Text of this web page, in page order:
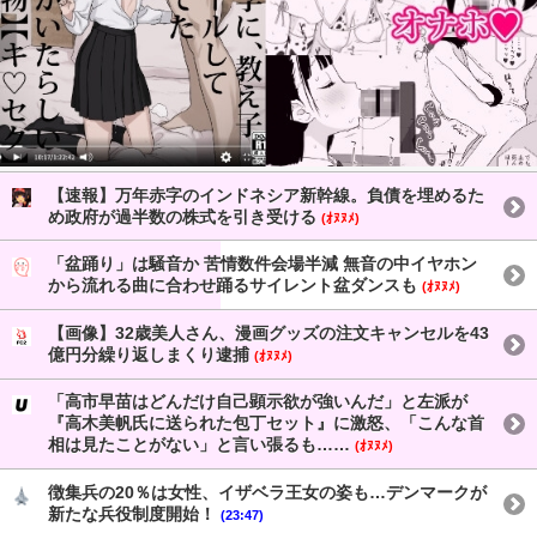
【速報】万年赤字のインドネシア新幹線。負債を埋めるた
め政府が過半数の株式を引き受ける (ｵﾇﾇﾒ)
「盆踊り」は騒音か 苦情数件会場半減 無音の中イヤホン
から流れる曲に合わせ踊るサイレント盆ダンスも (ｵﾇﾇﾒ)
【画像】32歳美人さん、漫画グッズの注文キャンセルを43
億円分繰り返しまくり逮捕 (ｵﾇﾇﾒ)
「高市早苗はどんだけ自己顕示欲が強いんだ」と左派が
『高木美帆氏に送られた包丁セット』に激怒、「こんな首
相は見たことがない」と言い張るも…… (ｵﾇﾇﾒ)
徴集兵の20％は女性、イザベラ王女の姿も…デンマークが
新たな兵役制度開始！
(23:47)